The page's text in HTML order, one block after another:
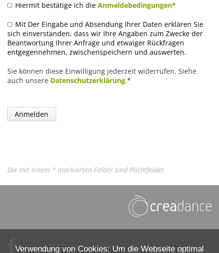
Hiermit bestätige ich die Anmeldebedingungen*
Mit Der Eingabe und Absendung Ihrer Daten erklären Sie
sich einverstanden, dass wir Ihre Angaben zum Zwecke der
Beantwortung Ihrer Anfrage und etwaiger Rückfragen
entgegennehmen, zwischenspeichern und auswerten.
Sie können diese Einwilligung jederzeit widerrufen. Siehe
auch unsere Datenschutzerklärung.*
Die mit einem * markierten Felder sind Plichtfelder
Verwendung von Cookies: Um die Webseite optimal